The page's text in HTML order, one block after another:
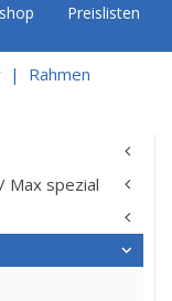
Preislisten
Rahmen
Max spezial